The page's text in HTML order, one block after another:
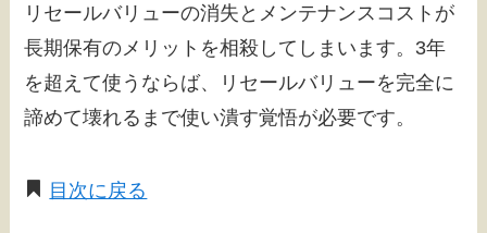
リセールバリューの消失とメンテナンスコストが
長期保有のメリットを相殺してしまいます。3年
を超えて使うならば、リセールバリューを完全に
諦めて壊れるまで使い潰す覚悟が必要です。
目次に戻る